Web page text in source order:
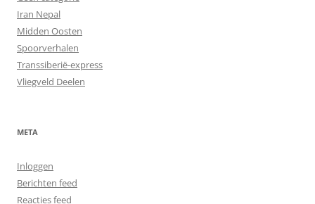
Iran Nepal
Midden Oosten
Spoorverhalen
Transsiberië-express
Vliegveld Deelen
META
Inloggen
Berichten feed
Reacties feed